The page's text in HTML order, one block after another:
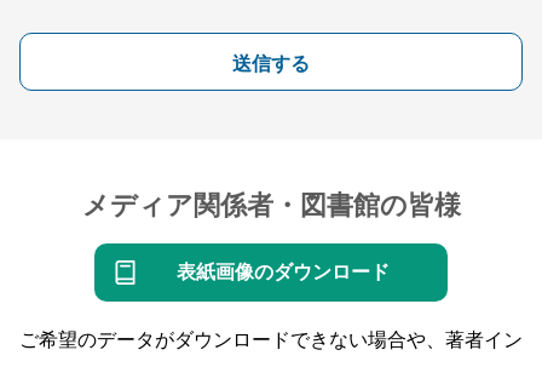
送信する
メディア関係者・図書館の皆様
表紙画像のダウンロード
ご希望のデータがダウンロードできない場合や、著者イン